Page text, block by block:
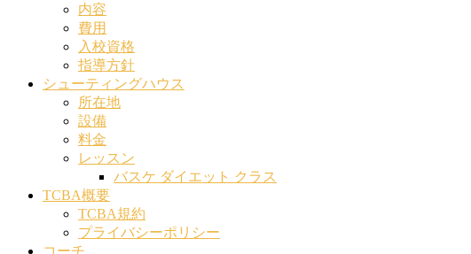
内容
費用
入校資格
指導方針
シューティングハウス
所在地
設備
料金
レッスン
バスケ ダイエット クラス
TCBA概要
TCBA規約
プライバシーポリシー